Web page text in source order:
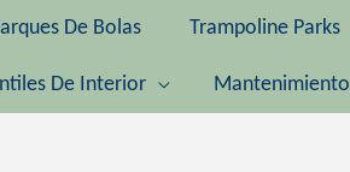
De Bolas Trampoline Parks
De Interior Mantenimiento